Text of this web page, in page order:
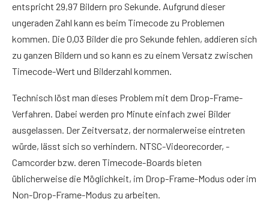
entspricht 29,97 Bildern pro Sekunde. Aufgrund dieser
ungeraden Zahl kann es beim Timecode zu Problemen
kommen. Die 0,03 Bilder die pro Sekunde fehlen, addieren sich
zu ganzen Bildern und so kann es zu einem Versatz zwischen
Timecode-Wert und Bilderzahl kommen.
Technisch löst man dieses Problem mit dem Drop-Frame-
Verfahren. Dabei werden pro Minute einfach zwei Bilder
ausgelassen. Der Zeitversatz, der normalerweise eintreten
würde, lässt sich so verhindern. NTSC-Videorecorder, -
Camcorder bzw. deren Timecode-Boards bieten
üblicherweise die Möglichkeit, im Drop-Frame-Modus oder im
Non-Drop-Frame-Modus zu arbeiten.